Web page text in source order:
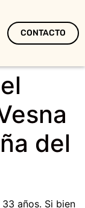
CONTACTO
del
años. Si bien